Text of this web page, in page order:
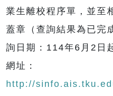
業生離校程序單，並至
蓋章（查詢結果為已完
詢日期：114年6月2日
網址：
http://